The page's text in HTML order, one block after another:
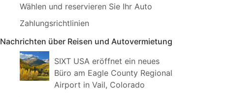
Wählen und reservieren Sie Ihr Auto
Zahlungsrichtlinien
Nachrichten über Reisen und Autovermietung
SIXT USA eröffnet ein neues
Büro am Eagle County Regional
Airport in Vail, Colorado